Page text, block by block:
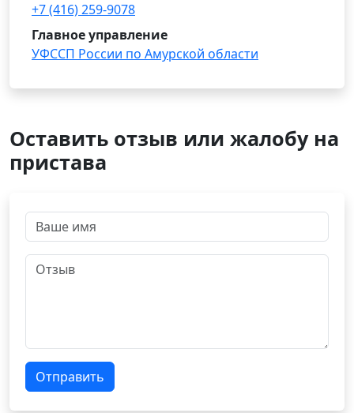
+7 (416) 259-9078
Главное управление
УФССП России по Амурской области
Оставить отзыв или жалобу на
пристава
Отправить